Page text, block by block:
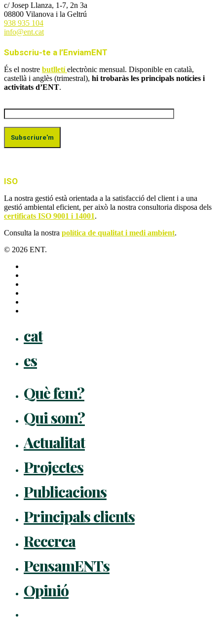
c/ Josep Llanza, 1-7, 2n 3a
08800 Vilanova i la Geltrú
938 935 104
info@ent.cat
Subscriu-te a l’EnviamENT
És el nostre butlletí electrònic mensual. Disponible en català,
castellà i anglès (trimestral), hi trobaràs les principals notícies i
activitats d’ENT.
ISO
La nostra gestió està orientada a la satisfacció del client i a una
gestió ambiental eficient, per això la nostra consultoria disposa dels
certificats ISO 9001 i 14001.
Consulta la nostra política de qualitat i medi ambient.
© 2026 ENT.
cat
es
Què fem?
Qui som?
Actualitat
Projectes
Publicacions
Principals clients
Recerca
PensamENTs
Opinió